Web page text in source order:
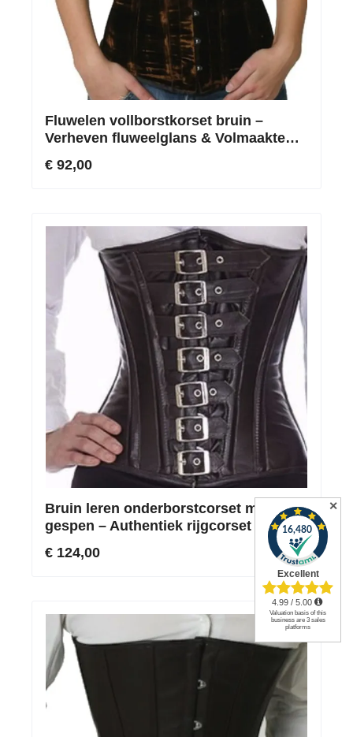
Fluwelen vollborstkorset bruin –
Verheven fluweelglans & Volmaakte
€ 92,00
Bruin leren onderborstcorset met 7
gespen – Authentiek rijgcorset
€ 124,00
✕